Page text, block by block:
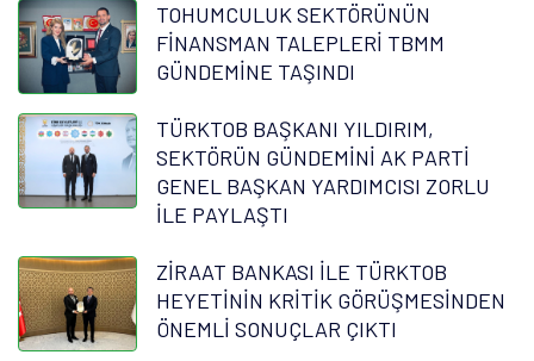
TOHUMCULUK SEKTÖRÜNÜN
FİNANSMAN TALEPLERİ TBMM
GÜNDEMİNE TAŞINDI
TÜRKTOB BAŞKANI YILDIRIM,
SEKTÖRÜN GÜNDEMİNİ AK PARTİ
GENEL BAŞKAN YARDIMCISI ZORLU
İLE PAYLAŞTI
ZİRAAT BANKASI İLE TÜRKTOB
HEYETİNİN KRİTİK GÖRÜŞMESİNDEN
ÖNEMLİ SONUÇLAR ÇIKTI